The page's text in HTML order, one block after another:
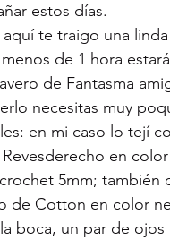
estos días.
aquí te traigo una
de 1 hora
de Fantasma
necesitas muy
en mi caso lo tejí
en
5mm; también
de Cotton en color
boca, un par de ojos